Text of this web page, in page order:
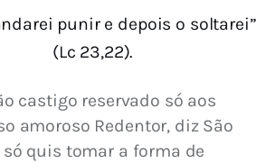
punir e depois o soltarei”
(Lc 23,22).
castigo reservado só aos
amoroso Redentor, diz São
só quis tomar a forma de